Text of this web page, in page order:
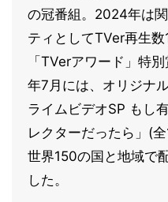
の冠番組。2024年は
ティとしてTVer再生
「TVerアワード」特
年7月には、オリジナ
ライムビデオSP もし
レクターだったら」(
世界150の国と地域で
した。